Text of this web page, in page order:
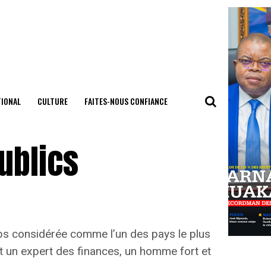
CULTURE FAITES-NOUS CONFIANCE
considérée comme l’un des pays le plus
expert des finances, un homme fort et